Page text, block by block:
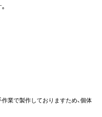
業で製作しておりますため、個体